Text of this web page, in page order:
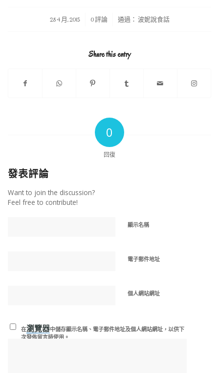
28 4 月, 2015
/ 0 評論 通過： 波妮說食話
Share this entry
0
回復
發表評論
Want to join the discussion?
Feel free to contribute!
顯示名稱
電子郵件地址
個人網站網址
在瀏覽器中儲存顯示名稱、電子郵件地址及個人網站網址，以供下
次發佈留言時使用。